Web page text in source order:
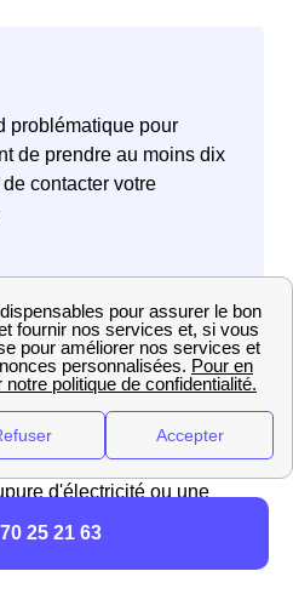
problématique pour
de prendre au moins dix
contacter votre
informations entre Teillay et
la procédure pour
gaz avec Engie
d'électricité ou une
à Teillay ? Voici les
25 21 63